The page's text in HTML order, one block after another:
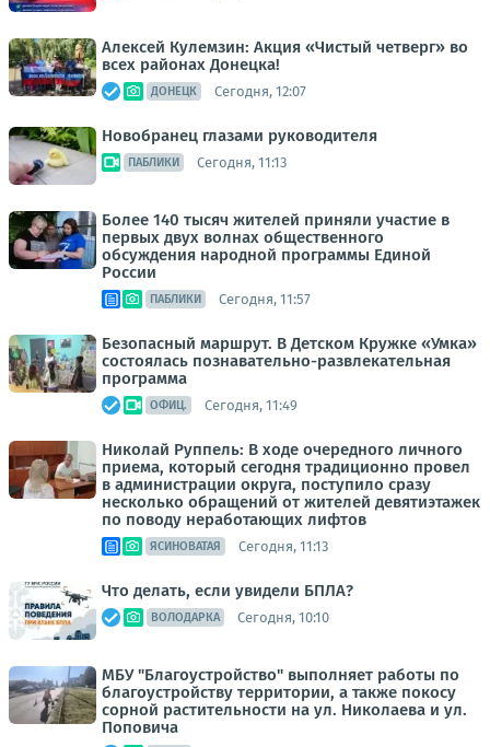
Алексей Кулемзин: Акция «Чистый четверг» во
всех районах Донецка!
ДОНЕЦК Сегодня, 12:07
Новобранец глазами руководителя
ПАБЛИКИ Сегодня, 11:13
Более 140 тысяч жителей приняли участие в
первых двух волнах общественного
обсуждения народной программы Единой
России
ПАБЛИКИ Сегодня, 11:57
Безопасный маршрут. В Детском Кружке «Умка»
состоялась познавательно-развлекательная
программа
ОФИЦ. Сегодня, 11:49
Николай Руппель: В ходе очередного личного
приема, который сегодня традиционно провел
в администрации округа, поступило сразу
несколько обращений от жителей девятиэтажек
по поводу неработающих лифтов
ЯСИНОВАТАЯ Сегодня, 11:13
Что делать, если увидели БПЛА?
ВОЛОДАРКА Сегодня, 10:10
МБУ "Благоустройство" выполняет работы по
благоустройству территории, а также покосу
сорной растительности на ул. Николаева и ул.
Поповича